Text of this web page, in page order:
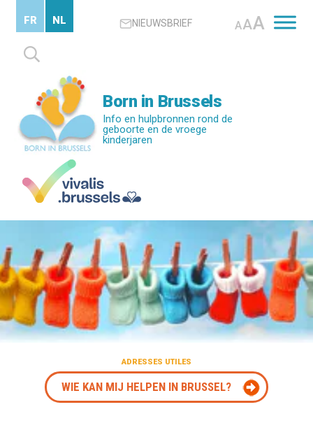
content
NIEUWSBRIEF AAA
Zoeken
naar:
FR NL
Born in Brussels
Info en hulpbronnen rond de
geboorte en de vroege
kinderjaren
ADRESSES UTILES
WIE KAN MIJ HELPEN IN BRUSSEL?